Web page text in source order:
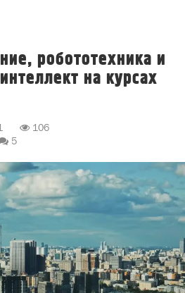
робототехника и
на курсах
106
5